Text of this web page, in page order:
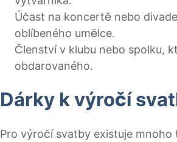
Účast na koncertě nebo
oblíbeného umělce.
Členství v klubu nebo spolku,
obdarovaného.
Dárky k výročí
Pro výročí svatby existuje mnoho